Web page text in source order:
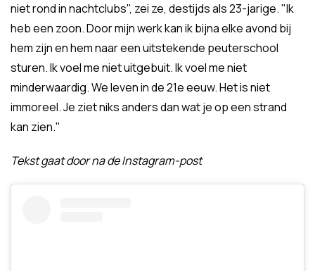
niet rond in nachtclubs", zei ze, destijds als 23-jarige. "Ik
heb een zoon. Door mijn werk kan ik bijna elke avond bij
hem zijn en hem naar een uitstekende peuterschool
sturen. Ik voel me niet uitgebuit. Ik voel me niet
minderwaardig. We leven in de 21e eeuw. Het is niet
immoreel. Je ziet niks anders dan wat je op een strand
kan zien."
Tekst gaat door na de Instagram-post